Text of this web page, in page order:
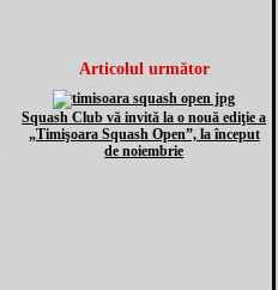
Articolul următor
Squash Club vă invită la o nouă ediţie a
„Timişoara Squash Open”, la început
de noiembrie